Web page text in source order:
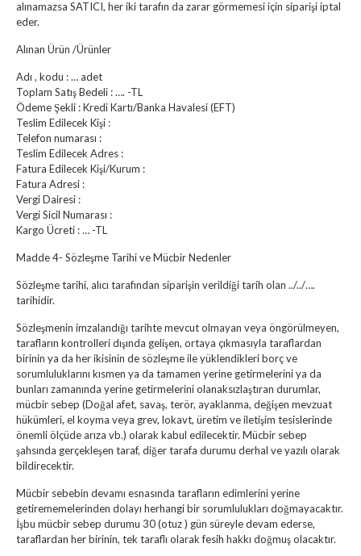
alınamazsa SATICI, her iki tarafın da zarar görmemesi için siparişi iptal
eder.
Alınan Ürün /Ürünler
Adı , kodu : … adet
Toplam Satış Bedeli : …. -TL
Ödeme Şekli : Kredi Kartı/Banka Havalesi (EFT)
Teslim Edilecek Kişi :
Telefon numarası :
Teslim Edilecek Adres :
Fatura Edilecek Kişi/Kurum :
Fatura Adresi :
Vergi Dairesi :
Vergi Sicil Numarası :
Kargo Ücreti : … -TL
Madde 4- Sözleşme Tarihi ve Mücbir Nedenler
Sözleşme tarihi, alıcı tarafından siparişin verildiği tarih olan ../../….
tarihidir.
Sözleşmenin imzalandığı tarihte mevcut olmayan veya öngörülmeyen,
tarafların kontrolleri dışında gelişen, ortaya çıkmasıyla taraflardan
birinin ya da her ikisinin de sözleşme ile yüklendikleri borç ve
sorumluluklarını kısmen ya da tamamen yerine getirmelerini ya da
bunları zamanında yerine getirmelerini olanaksızlaştıran durumlar,
mücbir sebep (Doğal afet, savaş, terör, ayaklanma, değişen mevzuat
hükümleri, el koyma veya grev, lokavt, üretim ve iletişim tesislerinde
önemli ölçüde arıza vb.) olarak kabul edilecektir. Mücbir sebep
şahsında gerçekleşen taraf, diğer tarafa durumu derhal ve yazılı olarak
bildirecektir.
Mücbir sebebin devamı esnasında tarafların edimlerini yerine
getirememelerinden dolayı herhangi bir sorumlulukları doğmayacaktır.
İşbu mücbir sebep durumu 30 (otuz ) gün süreyle devam ederse,
taraflardan her birinin, tek taraflı olarak fesih hakkı doğmuş olacaktır.